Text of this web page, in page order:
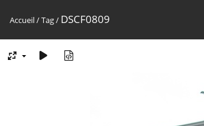
Accueil/Tag/ DSCF0809